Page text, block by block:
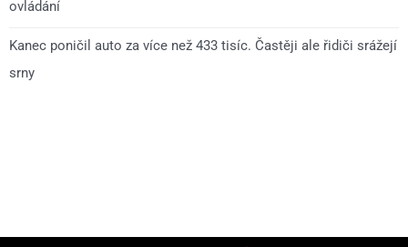
ovládání
Kanec poničil auto za více než 433 tisíc. Častěji ale řidiči srážejí
srny